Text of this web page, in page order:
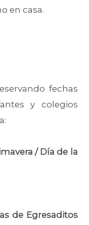
en casa.
fechas
y colegios
/ Día de la
de Egresaditos